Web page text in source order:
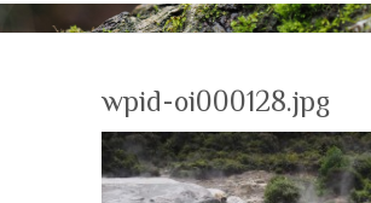
wpid-oi000128.jpg